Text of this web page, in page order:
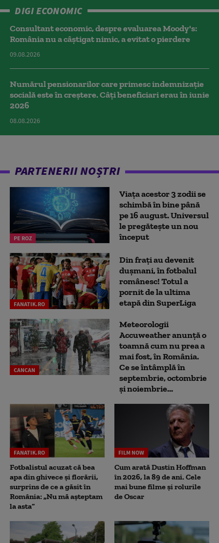
DIGI ECONOMIC
Consultant economic, despre evaluarea Moody's:
România nu a câştigat nimic, a evitat o pierdere
09.08.2026
Numărul pensionarilor care primesc indemnizaţie
socială este în creștere. Câți beneficiari erau în iunie
2026
08.08.2026
PARTENERII NOȘTRI
PE ROZ
Viața acestor 3 zodii se
schimbă în bine până
pe 16 august. Universul
le pregătește un nou
început
FANATIK.RO
Din frați au devenit
dușmani, în fotbalul
românesc! Totul a
pornit de la ultima
etapă din SuperLiga
CANCAN
Meteorologii
Accuweather anunță o
toamnă cum nu prea a
mai fost, în România.
Ce se întâmplă în
septembrie, octombrie
și noiembrie...
FANATIK.RO
Fotbalistul acuzat că bea
apa din ghivece și florării,
surprins de ce a găsit în
România: „Nu mă așteptam
la asta”
FILM NOW
Cum arată Dustin Hoffman
în 2026, la 89 de ani. Cele
mai bune filme și rolurile
de Oscar